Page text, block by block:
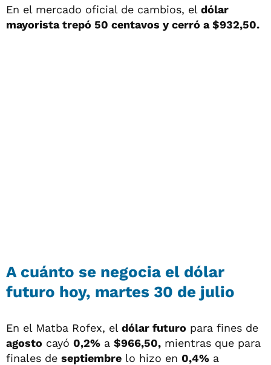
En el mercado oficial de cambios, el dólar
mayorista trepó 50 centavos y cerró a$932,50.
A cuánto se negocia el dólar
futuro hoy, martes 30 de julio
En el Matba Rofex, el dólar futuro para fines de
agosto cayó 0,2% a $966,50, mientras que para
finales de septiembre lo hizo en 0,4% a